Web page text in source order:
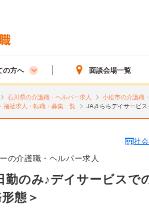
の方へ 面談会場一覧
石川県の介護職・ヘルパー求人
小松市の介護職
福祉求人・転職・募集一覧
JAきららデイサービス
社
の介護職・ヘルパー求人
勤のみ♪デイサービスで
態＞